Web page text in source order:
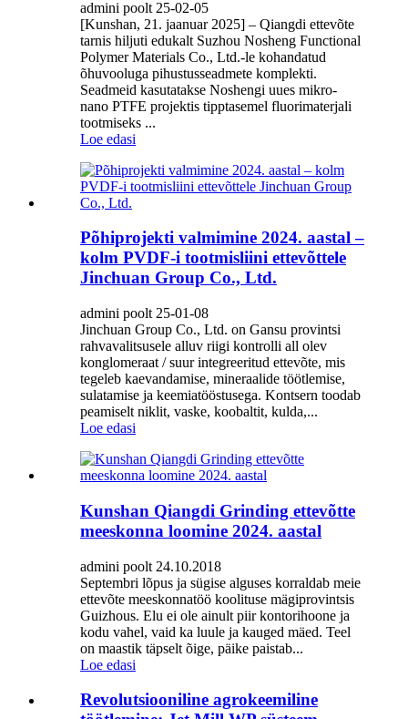
admini poolt 25-02-05
[Kunshan, 21. jaanuar 2025] – Qiangdi ettevõte
tarnis hiljuti edukalt Suzhou Nosheng Functional
Polymer Materials Co., Ltd.-le kohandatud
õhuvooluga pihustusseadmete komplekti.
Seadmeid kasutatakse Noshengi uues mikro-
nano PTFE projektis tipptasemel fluorimaterjali
tootmiseks ...
Loe edasi
Põhiprojekti valmimine 2024. aastal –
kolm PVDF-i tootmisliini ettevõttele
Jinchuan Group Co., Ltd.
admini poolt 25-01-08
Jinchuan Group Co., Ltd. on Gansu provintsi
rahvavalitsusele alluv riigi kontrolli all olev
konglomeraat / suur integreeritud ettevõte, mis
tegeleb kaevandamise, mineraalide töötlemise,
sulatamise ja keemiatööstusega. Kontsern toodab
peamiselt niklit, vaske, koobaltit, kulda,...
Loe edasi
Kunshan Qiangdi Grinding ettevõtte
meeskonna loomine 2024. aastal
admini poolt 24.10.2018
Septembri lõpus ja sügise alguses korraldab meie
ettevõte meeskonnatöö koolituse mägiprovintsis
Guizhous. Elu ei ole ainult piir kontorihoone ja
kodu vahel, vaid ka luule ja kauged mäed. Teel
on maastik täpselt õige, päike paistab...
Loe edasi
Revolutsiooniline agrokeemiline